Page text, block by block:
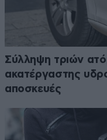
Σύλληψη τριών
ακατέργαστης
αποσκευές